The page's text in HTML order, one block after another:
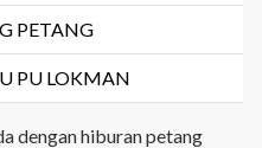
PETANG
PU LOKMAN
dengan hiburan petang